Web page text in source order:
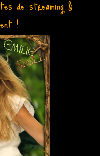
de streaming &
!